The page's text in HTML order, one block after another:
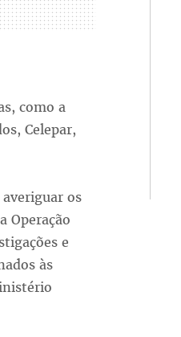
como a
Celepar,
os
Operação
e
às